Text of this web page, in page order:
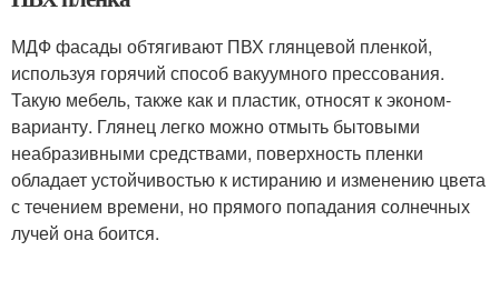
МДФ фасады обтягивают ПВХ глянцевой пленкой,
используя горячий способ вакуумного прессования.
Такую мебель, также как и пластик, относят к эконом-
варианту. Глянец легко можно отмыть бытовыми
неабразивными средствами, поверхность пленки
обладает устойчивостью к истиранию и изменению цвета
с течением времени, но прямого попадания солнечных
лучей она боится.